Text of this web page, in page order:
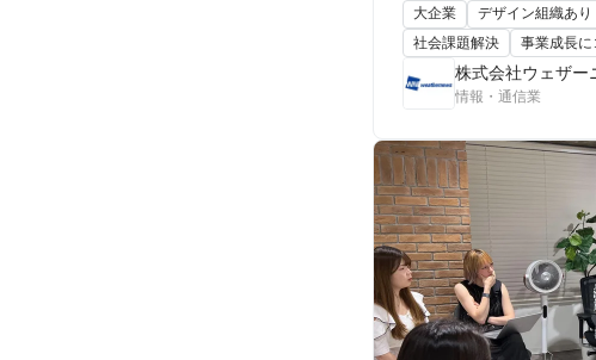
大企業 デザイン組織あり
社会課題解決
事業成長に
株式会社ウェザー
情報・通信業